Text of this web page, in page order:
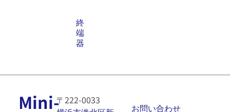
終
端
器
Mini-〒222-0033
お問い合わせ